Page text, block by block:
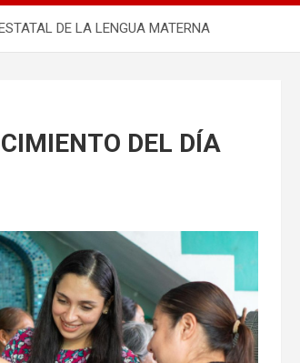
DE LA LENGUA MATERNA
DEL DÍA